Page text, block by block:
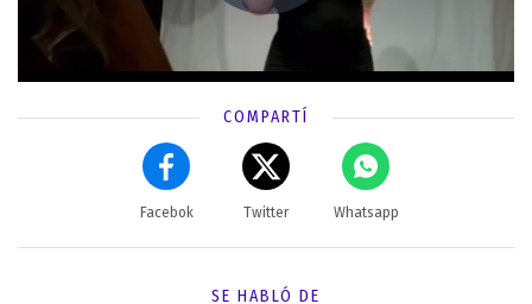
COMPARTÍ
Facebok Twitter Whatsapp
SE HABLÓ DE